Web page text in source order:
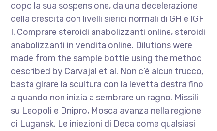
dopo la sua sospensione, da una decelerazione
della crescita con livelli sierici normali di GH e IGF
I. Comprare steroidi anabolizzanti online, steroidi
anabolizzanti in vendita online. Dilutions were
made from the sample bottle using the method
described by Carvajal et al. Non c’è alcun trucco,
basta girare la scultura con la levetta destra fino
a quando non inizia a sembrare un ragno. Missili
su Leopoli e Dnipro, Mosca avanza nella regione
di Lugansk. Le iniezioni di Deca come qualsiasi